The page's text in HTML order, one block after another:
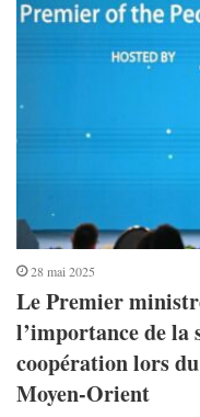
28 mai 2025
Le Premier
l’importance de la
coopération lors
Moyen-Orient